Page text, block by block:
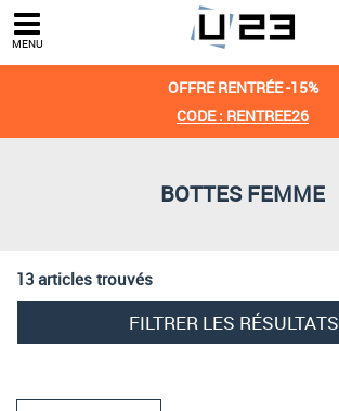
MENU
OFFRE RENTRÉE -15%
CODE : RENTREE26
BOTTES FEMME
13 articles trouvés
FILTRER LES RÉSULTATS
Trier par
Derniers arrivages